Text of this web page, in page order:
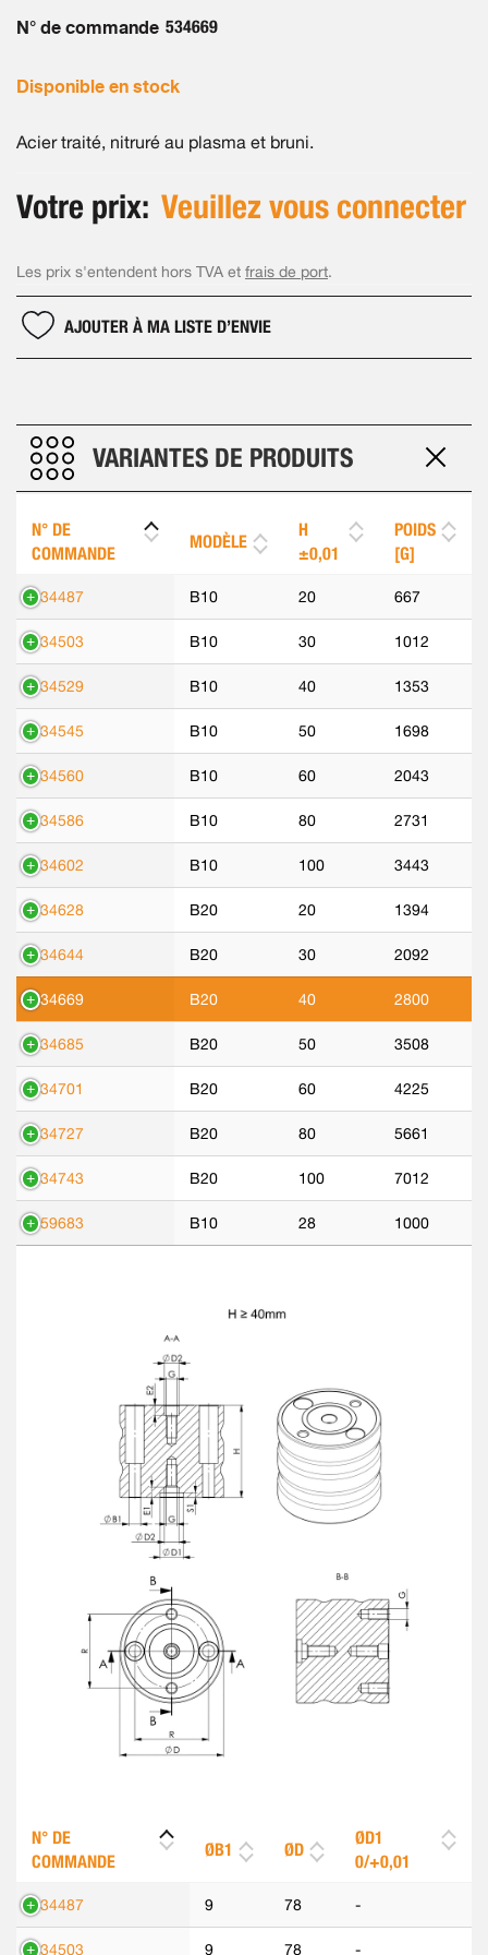
images
N° de commande 534669
Disponible en stock
Acier traité, nitruré au plasma et bruni.
Votre prix: Veuillez vous connecter
Les prix s'entendent hors TVA et frais de port.
AJOUTER À MA LISTE D’ENVIE
VARIANTES DE PRODUITS
N° DE
COMMANDE
MODÈLE
H
±0,01
POIDS
[G]
534487 B10 20 667
534503 B10 30 1012
534529 B10 40 1353
534545 B10 50 1698
534560 B10 60 2043
534586 B10 80 2731
534602 B10 100 3443
534628 B20 20 1394
534644 B20 30 2092
534669 B20 40 2800
534685 B20 50 3508
534701 B20 60 4225
534727 B20 80 5661
534743 B20 100 7012
559683 B10 28 1000
N° DE
COMMANDE
ØB1 ØD
ØD1
0/+0,01
534487 9 78 -
534503 9 78 -